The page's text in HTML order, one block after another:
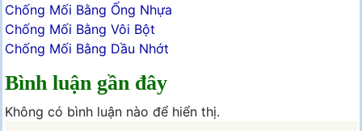
Chống Mối Bằng Ống Nhựa
Chống Mối Bằng Vôi Bột
Chống Mối Bằng Dầu Nhớt
Bình luận gần đây
Không có bình luận nào để hiển thị.